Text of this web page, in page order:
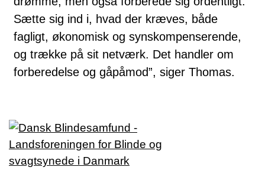
Sætte sig ind i, hvad der kræves, både
fagligt, økonomisk og synskompenserende,
og trække på sit netværk. Det handler om
forberedelse og gåpåmod”, siger Thomas.